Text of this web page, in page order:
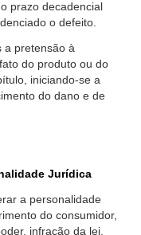
prazo decadencial
o defeito.
a pretensão à
do produto ou do
iniciando-se a
do dano e de
Jurídica
a personalidade
do consumidor,
infração da lei,